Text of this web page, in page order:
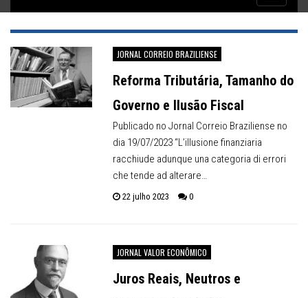
JORNAL CORREIO BRAZILIENSE
Reforma Tributária, Tamanho do
Governo e Ilusão Fiscal
Publicado no Jornal Correio Braziliense no
dia 19/07/2023 “L’illusione finanziaria
racchiude adunque una categoria di errori
che tende ad alterare…
22 julho 2023 0
JORNAL VALOR ECONÔMICO
Juros Reais, Neutros e